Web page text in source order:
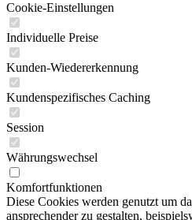
Cookie-Einstellungen
Individuelle Preise
Kunden-Wiedererkennung
Kundenspezifisches Caching
Session
Währungswechsel
Komfortfunktionen
Diese Cookies werden genutzt um
ansprechender zu gestalten,